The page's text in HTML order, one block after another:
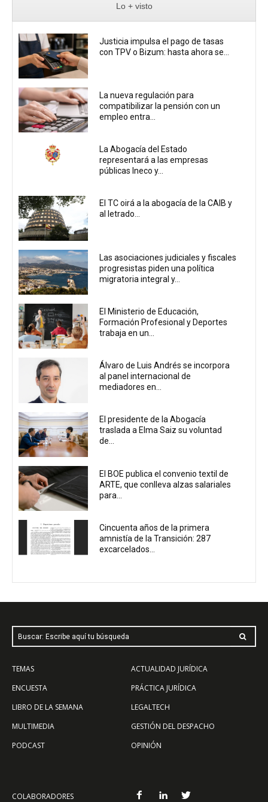
Lo + visto
Justicia impulsa el pago de tasas
con TPV o Bizum: hasta ahora se...
La nueva regulación para
compatibilizar la pensión con un
empleo entra...
La Abogacía del Estado
representará a las empresas
públicas Ineco y...
El TC oirá a la abogacía de la CAIB y
al letrado...
Las asociaciones judiciales y fiscales
progresistas piden una política
migratoria integral y...
El Ministerio de Educación,
Formación Profesional y Deportes
trabaja en un...
Álvaro de Luis Andrés se incorpora
al panel internacional de
mediadores en...
El presidente de la Abogacía
traslada a Elma Saiz su voluntad
de...
El BOE publica el convenio textil de
ARTE, que conlleva alzas salariales
para...
Cincuenta años de la primera
amnistía de la Transición: 287
excarcelados...
Buscar: Escribe aquí tu búsqueda
TEMAS
ENCUESTA
LIBRO DE LA SEMANA
MULTIMEDIA
PODCAST
ACTUALIDAD JURÍDICA
PRÁCTICA JURÍDICA
LEGALTECH
GESTIÓN DEL DESPACHO
OPINIÓN
COLABORADORES